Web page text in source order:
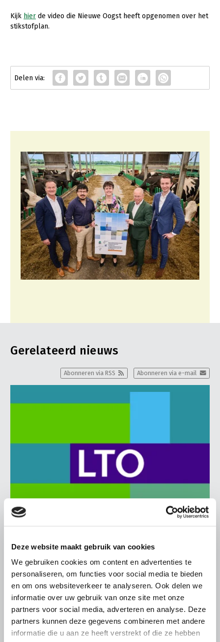
Deze website maakt gebruik van cookies
We gebruiken cookies om content en advertenties te
personaliseren, om functies voor social media te bieden
en om ons websiteverkeer te analyseren. Ook delen we
informatie over uw gebruik van onze site met onze
partners voor social media, adverteren en analyse. Deze
partners kunnen deze gegevens combineren met andere
informatie die u aan ze heeft verstrekt of die ze hebben
Medewerkers
Vakgroepbestuurders
Vacatures
Pers
Kijk hier de video die Nieuwe Oogst heeft opgenomen over het
stikstofplan.
Gerelateerd nieuws
Abonneren via e-mail
Abonneren via RSS
BELANGRIJKE INFORMATIE
6 AUGUSTUS 2026
LTO sluit aan bij demonstratie tegen
dreigende onteigening
pluimveehouders
ZLTO, LLTB, LTO Noord en LTO Nederland roepen hun
leden op om op vrijdagochtend 14 augustus massaal naar
het voorplein van het provinciehuis in Den Bosch te